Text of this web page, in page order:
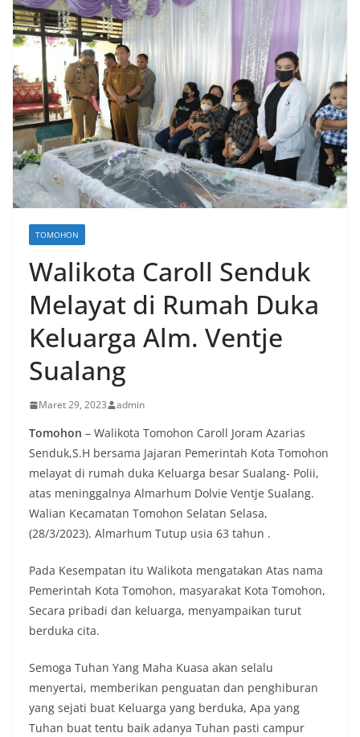
TOMOHON
Walikota Caroll Senduk
Melayat di Rumah Duka
Keluarga Alm. Ventje
Sualang
Maret 29, 2023 admin
Tomohon – Walikota Tomohon Caroll Joram Azarias
Senduk,S.H bersama Jajaran Pemerintah Kota Tomohon
melayat di rumah duka Keluarga besar Sualang- Polii,
atas meninggalnya Almarhum Dolvie Ventje Sualang.
Walian Kecamatan Tomohon Selatan Selasa,
(28/3/2023). Almarhum Tutup usia 63 tahun .
Pada Kesempatan itu Walikota mengatakan Atas nama
Pemerintah Kota Tomohon, masyarakat Kota Tomohon,
Secara pribadi dan keluarga, menyampaikan turut
berduka cita.
Semoga Tuhan Yang Maha Kuasa akan selalu
menyertai, memberikan penguatan dan penghiburan
yang sejati buat Keluarga yang berduka, Apa yang
Tuhan buat tentu baik adanya Tuhan pasti campur